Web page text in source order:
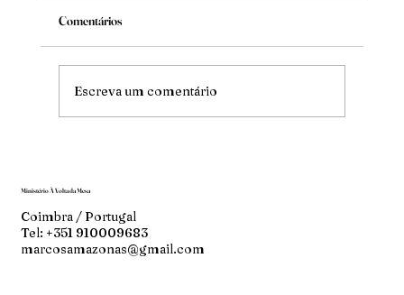
Mude
Comentários
Escreva um comentário
Ministério À Volta da Mesa
Coimbra / Portugal
Tel: +351 910009683
marcosamazonas@gmail.com